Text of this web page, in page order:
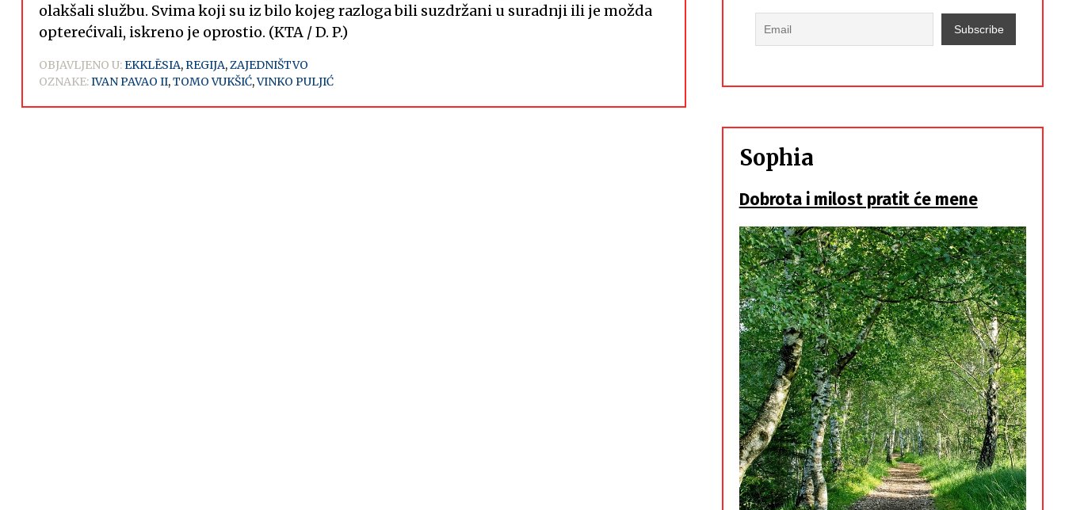
olakšali službu. Svima koji su iz bilo kojeg razloga bili suzdržani u suradnji ili je možda
opterećivali, iskreno je oprostio. (KTA / D. P.)
OBJAVLJENO U:EKKLĒSIA,REGIJA,ZAJEDNIŠTVO
OZNAKE:IVAN PAVAO II,TOMO VUKŠIĆ,VINKO PULJIĆ
Sophia
Dobrota i milost pratit će mene